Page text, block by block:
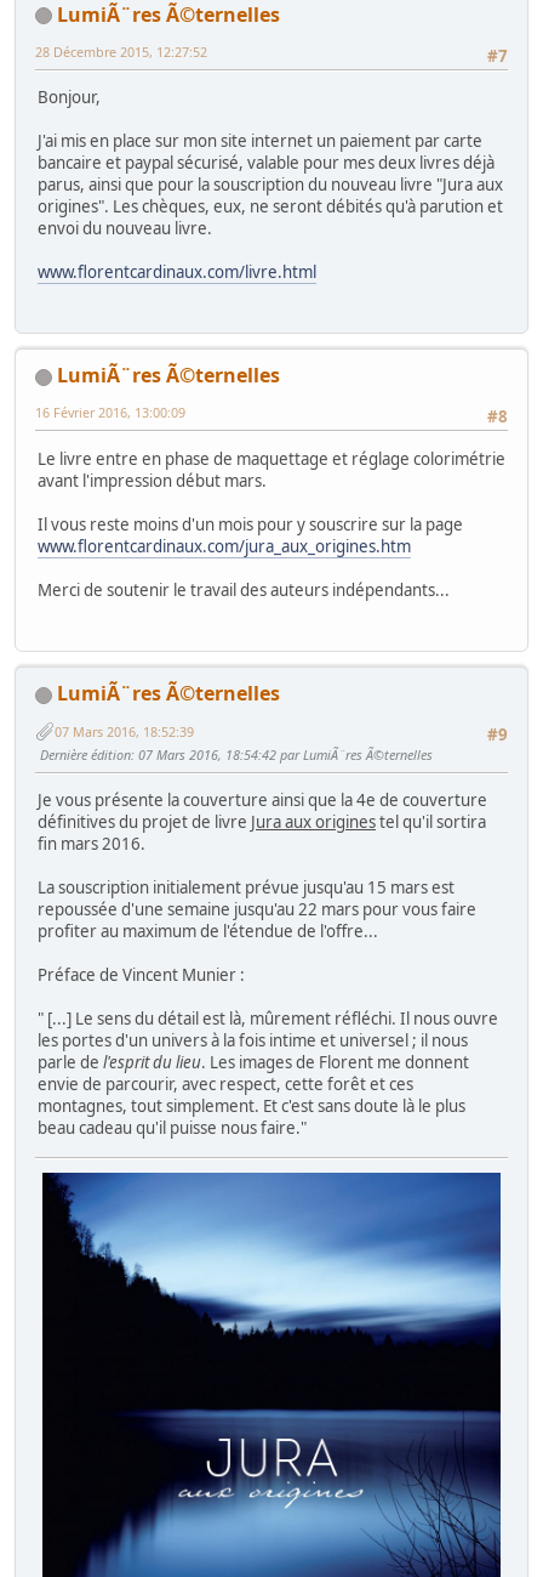
LumiÃ¨res Ã©ternelles
#7
28 Décembre 2015, 12:27:52
Bonjour,
J'ai mis en place sur mon site internet un paiement par carte
bancaire et paypal sécurisé, valable pour mes deux livres déjà
parus, ainsi que pour la souscription du nouveau livre "Jura aux
origines". Les chèques, eux, ne seront débités qu'à parution et
envoi du nouveau livre.
www.florentcardinaux.com/livre.html
LumiÃ¨res Ã©ternelles
#8
16 Février 2016, 13:00:09
Le livre entre en phase de maquettage et réglage colorimétrie
avant l'impression début mars.
Il vous reste moins d'un mois pour y souscrire sur la page
www.florentcardinaux.com/jura_aux_origines.htm
Merci de soutenir le travail des auteurs indépendants...
LumiÃ¨res Ã©ternelles
#9
07 Mars 2016, 18:52:39
Dernière édition: 07 Mars 2016, 18:54:42 par LumiÃ¨res Ã©ternelles
Je vous présente la couverture ainsi que la 4e de couverture
définitives du projet de livre Jura aux originestel qu'il sortira
fin mars 2016.
La souscription initialement prévue jusqu'au 15 mars est
repoussée d'une semaine jusqu'au 22 mars pour vous faire
profiter au maximum de l'étendue de l'offre...
Préface de Vincent Munier :
" [...] Le sens du détail est là, mûrement réfléchi. Il nous ouvre
les portes d'un univers à la fois intime et universel ; il nous
parle de l'esprit du lieu. Les images de Florent me donnent
envie de parcourir, avec respect, cette forêt et ces
montagnes, tout simplement. Et c'est sans doute là le plus
beau cadeau qu'il puisse nous faire."